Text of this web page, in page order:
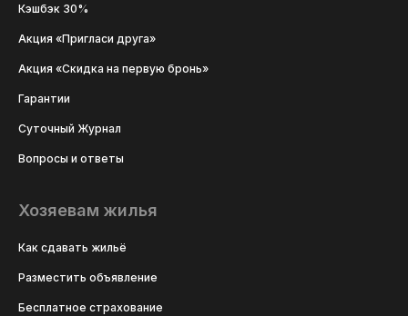
Кэшбэк 30%
Акция «Пригласи друга»
Акция «Скидка на первую бронь»
Гарантии
Суточный Журнал
Вопросы и ответы
Хозяевам жилья
Как сдавать жильё
Разместить объявление
Бесплатное страхование